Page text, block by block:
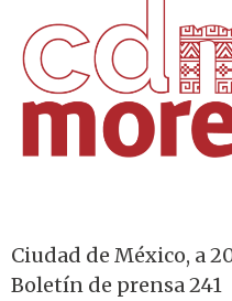
Ciudad de México, a
Boletín de prensa 241